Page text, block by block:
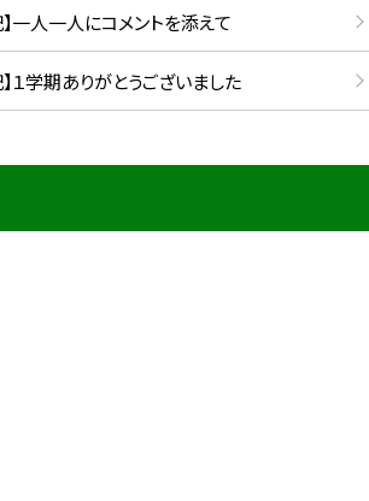
一人一人にコメントを添えて
１学期ありがとうございました